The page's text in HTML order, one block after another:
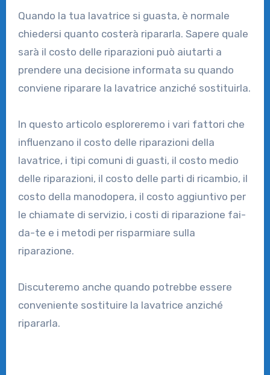
Quando la tua lavatrice si guasta, è normale
chiedersi quanto costerà ripararla. Sapere quale
sarà il costo delle riparazioni può aiutarti a
prendere una decisione informata su quando
conviene riparare la lavatrice anziché sostituirla.
In questo articolo esploreremo i vari fattori che
influenzano il costo delle riparazioni della
lavatrice, i tipi comuni di guasti, il costo medio
delle riparazioni, il costo delle parti di ricambio, il
costo della manodopera, il costo aggiuntivo per
le chiamate di servizio, i costi di riparazione fai-
da-te e i metodi per risparmiare sulla
riparazione.
Discuteremo anche quando potrebbe essere
conveniente sostituire la lavatrice anziché
ripararla.